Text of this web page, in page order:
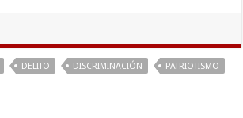
DELITO DISCRIMINACIÓN
PATRIOTISMO